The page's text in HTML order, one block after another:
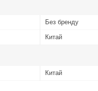
Без бренду
Китай
Китай